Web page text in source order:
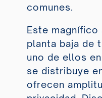
comunes.
Este magnífico
planta baja de
uno de ellos
se distribuye
ofrecen